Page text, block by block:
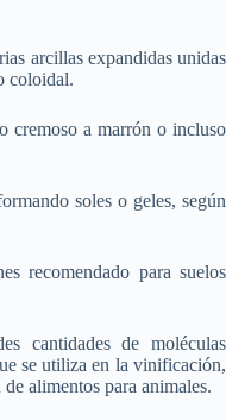
arcillas expandidas unidas
coloidal.
cremoso a marrón o incluso
soles o geles, según
recomendado para suelos
cantidades de moléculas
se utiliza en la vinificación,
alimentos para animales.